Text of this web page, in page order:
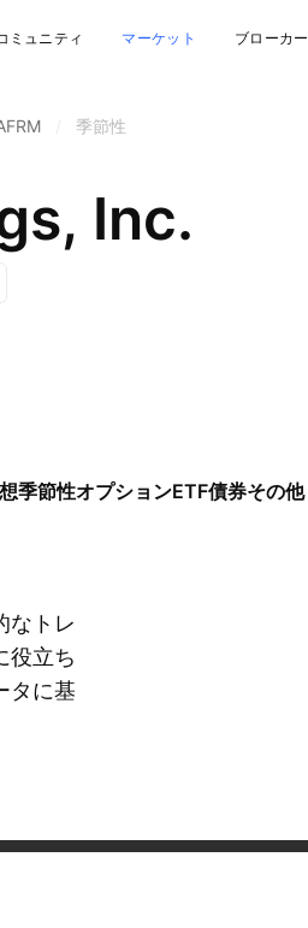
ミュニティ マーケット ブローカー
季節性
Inc.
季節性オプションETF債券その他
なトレ
役立ち
タに基